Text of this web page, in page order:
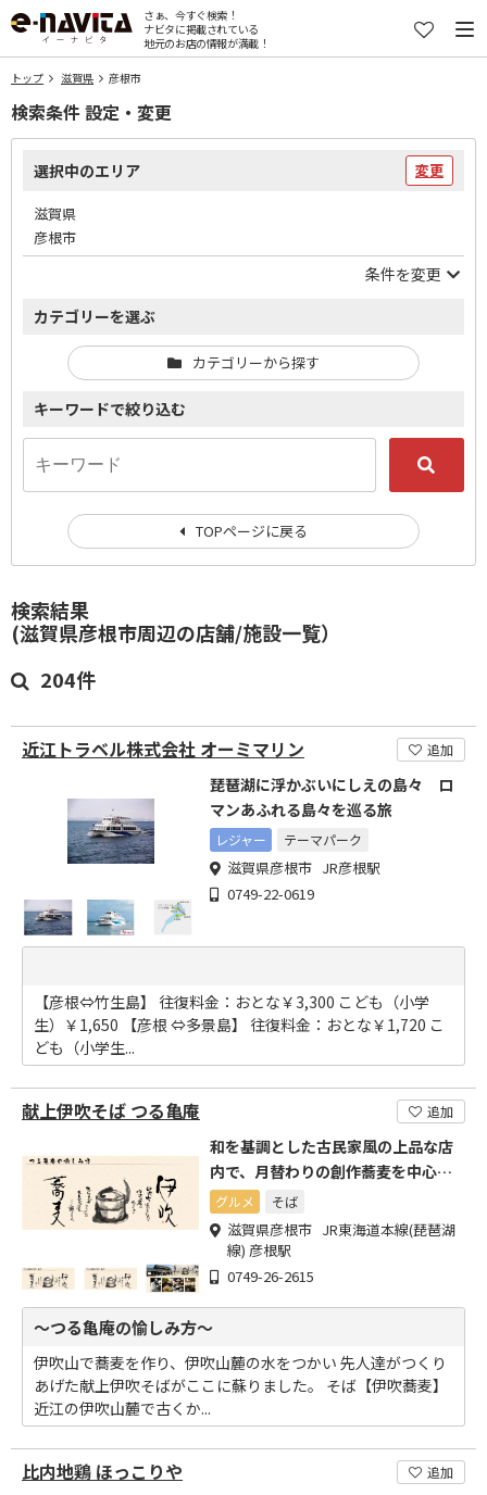
さぁ、今すぐ検索！
ナビタに掲載されている
地元のお店の情報が満載！
トップ 滋賀県 彦根市
検索結果
(滋賀県彦根市周辺の店舗/施設一覧）
204件
近江トラベル株式会社 オーミマリン 追加
琵琶湖に浮かぶいにしえの島々 ロ
マンあふれる島々を巡る旅
レジャー テーマパーク
滋賀県彦根市 JR彦根駅
0749-22-0619
【彦根⇔竹生島】 往復料金：おとな￥3,300 こども（小学
生）￥1,650 【彦根 ⇔多景島】 往復料金：おとな￥1,720 こ
ども（小学生...
献上伊吹そば つる亀庵 追加
和を基調とした古民家風の上品な店
内で、月替わりの創作蕎麦を中心に
多彩な蕎麦を提供しています
グルメ そば
滋賀県彦根市 JR東海道本線(琵琶湖
線) 彦根駅
0749-26-2615
～つる亀庵の愉しみ方～
伊吹山で蕎麦を作り、伊吹山麓の水をつかい 先人達がつくり
あげた献上伊吹そばがここに蘇りました。 そば【伊吹蕎麦】
近江の伊吹山麓で古くか...
比内地鶏 ほっこりや 追加
検索条件 設定・変更
選択中のエリア 変更
滋賀県
彦根市
条件を変更
カテゴリーを選ぶ
カテゴリーから探す
キーワードで絞り込む
TOPページに戻る